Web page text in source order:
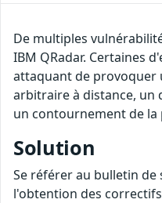
De multiples
IBM QRadar. Certaines
attaquant de provoquer
arbitraire à distance, un
un contournement de
Solution
Se référer au bulletin
l'obtention des